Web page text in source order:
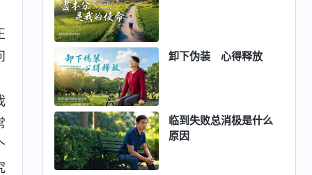
卸下伪装 心得释放
临到失败总消极是什么
原因